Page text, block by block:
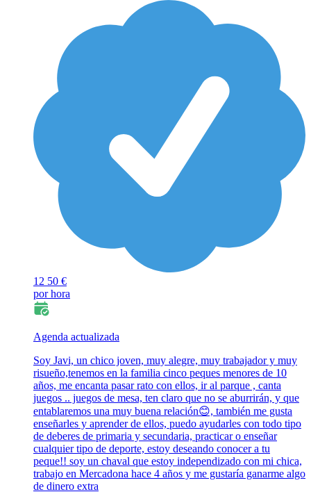
12 50 €
por hora
Agenda actualizada
Soy Javi, un chico joven, muy alegre, muy trabajador y muy
risueño,tenemos en la familia cinco peques menores de 10
años, me encanta pasar rato con ellos, ir al parque , canta
juegos .. juegos de mesa, ten claro que no se aburrirán, y que
entablaremos una muy buena relación😊, también me gusta
enseñarles y aprender de ellos, puedo ayudarles con todo tipo
de deberes de primaria y secundaria, practicar o enseñar
cualquier tipo de deporte, estoy deseando conocer a tu
peque!! soy un chaval que estoy independizado con mi chica,
trabajo en Mercadona hace 4 años y me gustaría ganarme algo
de dinero extra